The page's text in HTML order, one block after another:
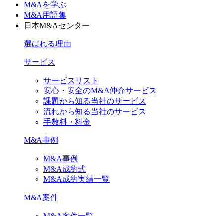
M&Aを学ぶ
M&A用語集
日本M&Aセンター
選ばれる理由
サービス
サービスリスト
安心・安全のM&A仲介サービス
課題から知る当社のサービス
流れから知る当社のサービス
手数料・料金
M&A事例
M&A事例
M&A成約式
M&A成約実績一覧
M&A案件